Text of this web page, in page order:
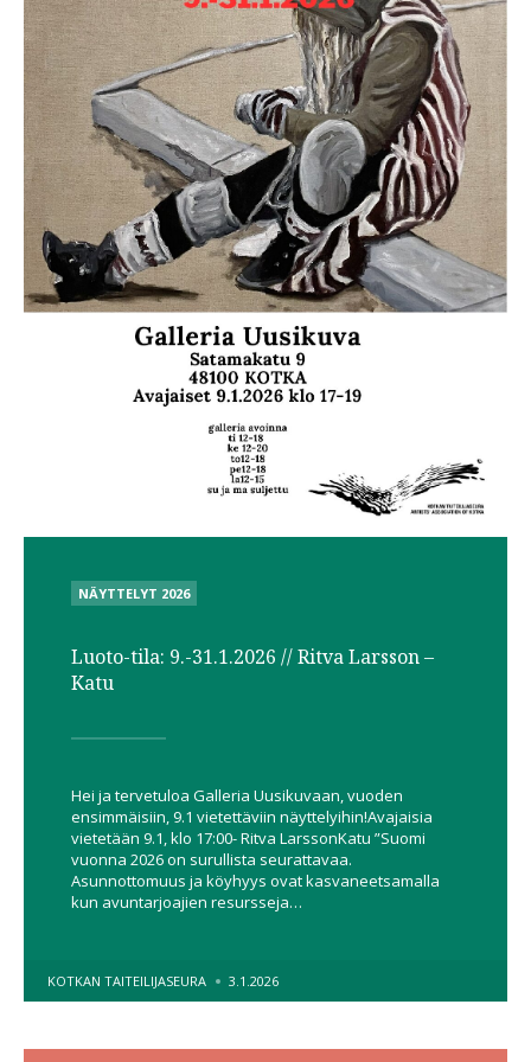
POSTED
IN
NÄYTTELYT 2026
Luoto-tila: 9.-31.1.2026 // Ritva Larsson –
Katu
Hei ja tervetuloa Galleria Uusikuvaan, vuoden
ensimmäisiin, 9.1 vietettäviin näyttelyihin!Avajaisia
vietetään 9.1, klo 17:00- Ritva LarssonKatu ”Suomi
vuonna 2026 on surullista seurattavaa.
Asunnottomuus ja köyhyys ovat kasvaneetsamalla
kun avuntarjoajien resursseja…
POSTED
KOTKAN TAITEILIJASEURA 3.1.2026